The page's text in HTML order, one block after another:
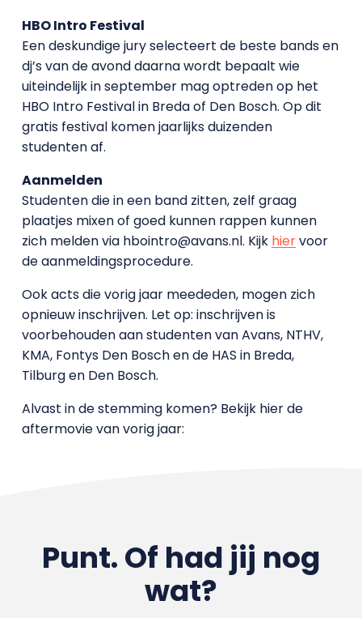
HBO Intro Festival
Een deskundige jury selecteert de beste bands en
dj’s van de avond daarna wordt bepaalt wie
uiteindelijk in september mag optreden op het
HBO Intro Festival in Breda of Den Bosch. Op dit
gratis festival komen jaarlijks duizenden
studenten af.
Aanmelden
Studenten die in een band zitten, zelf graag
plaatjes mixen of goed kunnen rappen kunnen
zich melden via hbointro@avans.nl. Kijk hiervoor
de aanmeldingsprocedure.
Ook acts die vorig jaar meededen, mogen zich
opnieuw inschrijven. Let op: inschrijven is
voorbehouden aan studenten van Avans, NTHV,
KMA, Fontys Den Bosch en de HAS in Breda,
Tilburg en Den Bosch.
Alvast in de stemming komen? Bekijk hier de
aftermovie van vorig jaar:
Punt. Of had jij nog
wat?